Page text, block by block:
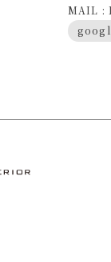
MAIL :